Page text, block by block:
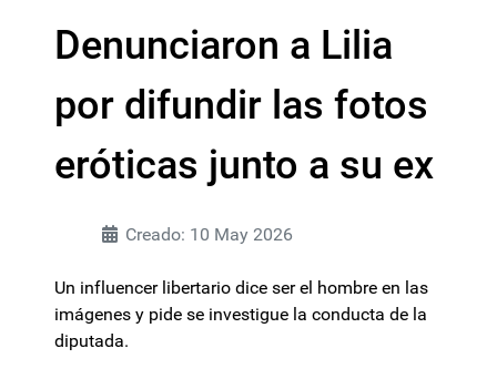
Denunciaron a Lilia
por difundir las fotos
eróticas junto a su ex
Creado: 10 May 2026
Un influencer libertario dice ser el hombre en las
imágenes y pide se investigue la conducta de la
diputada.